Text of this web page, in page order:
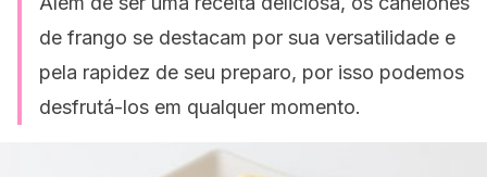
de frango se destacam por sua versatilidade e
pela rapidez de seu preparo, por isso podemos
desfrutá-los em qualquer momento.